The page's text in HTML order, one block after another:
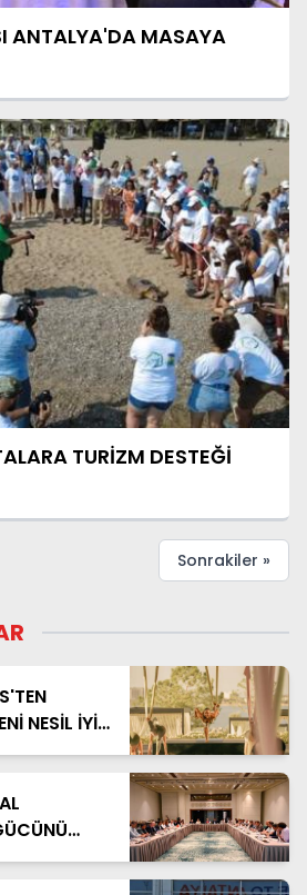
ANTALYA'DA MASAYA
TURİZM DESTEĞİ
Sonrakiler »
NESİL İYİ